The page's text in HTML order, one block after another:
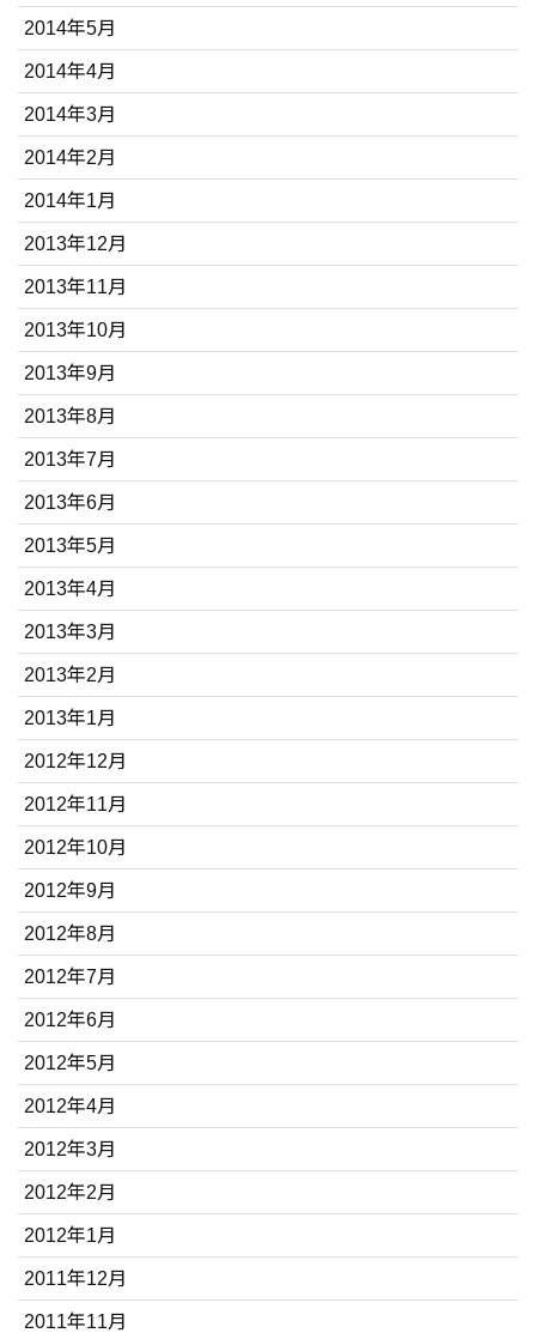
2014年5月
2014年4月
2014年3月
2014年2月
2014年1月
2013年12月
2013年11月
2013年10月
2013年9月
2013年8月
2013年7月
2013年6月
2013年5月
2013年4月
2013年3月
2013年2月
2013年1月
2012年12月
2012年11月
2012年10月
2012年9月
2012年8月
2012年7月
2012年6月
2012年5月
2012年4月
2012年3月
2012年2月
2012年1月
2011年12月
2011年11月